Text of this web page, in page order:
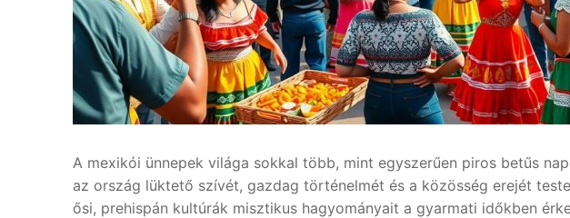
A mexikói ünnepek világa sokkal több, mint egyszerűen piros betűs
az ország lüktető szívét, gazdag történelmét és a közösség erejét
ősi, prehispán kultúrák misztikus hagyományait a gyarmati időkben